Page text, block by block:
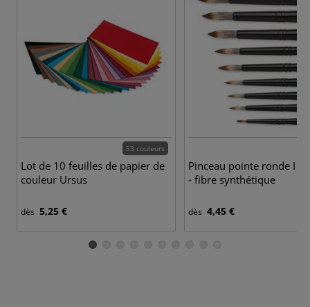
53 couleurs
Lot de 10 feuilles de papier de
couleur Ursus
dès 5,25 €
Pinceau pointe ronde I
- fibre synthétique
dès 4,45 €